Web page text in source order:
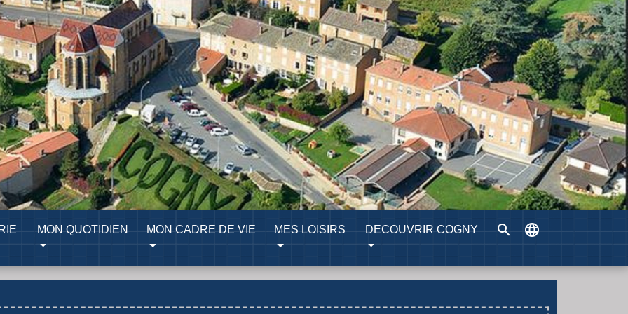
MON QUOTIDIEN MON CADRE DE VIE MES LOISIRS DECOUVRIR COGNY search language